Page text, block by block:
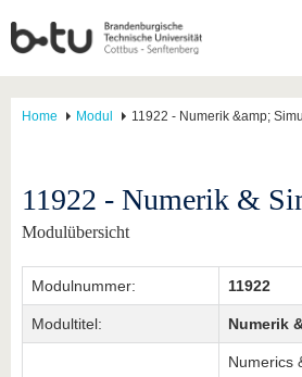
Home Modul 11922 - Numerik &amp;
11922 - Numerik &
Modulübersicht
Modulnummer: 11922
Modultitel: Numerik
Numerics